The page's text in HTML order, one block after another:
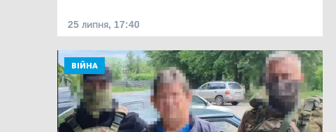
25 липня, 17:40
ВІЙНА